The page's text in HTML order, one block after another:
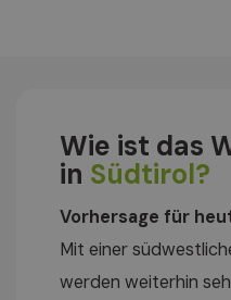
Wie ist das
in Südtirol?
Vorhersage für
Mit einer
werden weiterhin